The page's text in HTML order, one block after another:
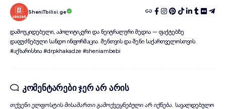
SheniTbilisi.ge
დამოუკიდებელი, აპოლიტიკური და ნეიტრალური მედია — ფაქტებზე
დაფუძნებული სანდო ინფორმაცია. შენთვის და შენი საქართველოსთვის.
#აქხარისხია #drpkhakadze #sheniambebi
კომენტარები ჯერ არ არის
თქვენი ელფოსტის მისამართი გამოქვეყნებული არ იქნება. სავალდებულო